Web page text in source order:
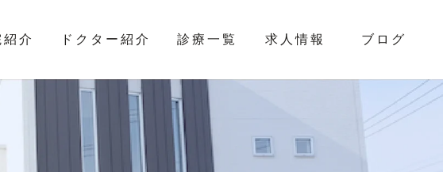
紹介 ドクター紹介 診療一覧 求人情報 ブログ